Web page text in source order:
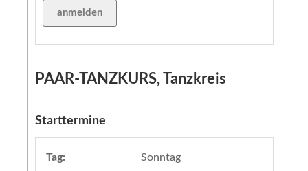
PAAR-TANZKURS, Tanzkreis
Starttermine
Tag:
Sonntag